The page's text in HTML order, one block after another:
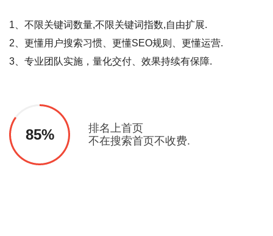
1、不限关键词数量,不限关键词指数,自由扩展.
2、更懂用户搜索习惯、更懂SEO规则、更懂运营.
3、专业团队实施，量化交付、效果持续有保障.
85%
排名上首页
不在搜索首页不收费.